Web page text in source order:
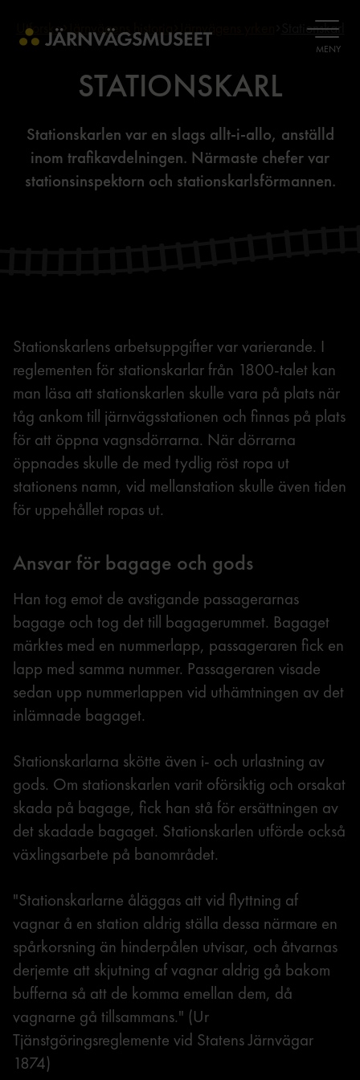
ÖPPNA
MENY
Utforska Järnvägens historia Järnvägens yrken Stationskarl
STATIONSKARL
Stationskarlen var en slags allt-i-allo, anställd
inom trafikavdelningen. Närmaste chefer var
stationsinspektorn och stationskarlsförmannen.
Stationskarlens arbetsuppgifter var varierande. I
reglementen för stationskarlar från 1800-talet kan
man läsa att stationskarlen skulle vara på plats när
tåg ankom till järnvägsstationen och finnas på plats
för att öppna vagnsdörrarna. När dörrarna
öppnades skulle de med tydlig röst ropa ut
stationens namn, vid mellanstation skulle även tiden
för uppehållet ropas ut.
Ansvar för bagage och gods
Han tog emot de avstigande passagerarnas
bagage och tog det till bagagerummet. Bagaget
märktes med en nummerlapp, passageraren fick en
lapp med samma nummer. Passageraren visade
sedan upp nummerlappen vid uthämtningen av det
inlämnade bagaget.
Stationskarlarna skötte även i- och urlastning av
gods. Om stationskarlen varit oförsiktig och orsakat
skada på bagage, fick han stå för ersättningen av
det skadade bagaget. Stationskarlen utförde också
växlingsarbete på banområdet.
"Stationskarlarne åläggas att vid flyttning af
vagnar å en station aldrig ställa dessa närmare en
spårkorsning än hinderpålen utvisar, och åtvarnas
derjemte att skjutning af vagnar aldrig gå bakom
bufferna så att de komma emellan dem, då
vagnarne gå tillsammans." (Ur
Tjänstgöringsreglemente vid Statens Järnvägar
1874)